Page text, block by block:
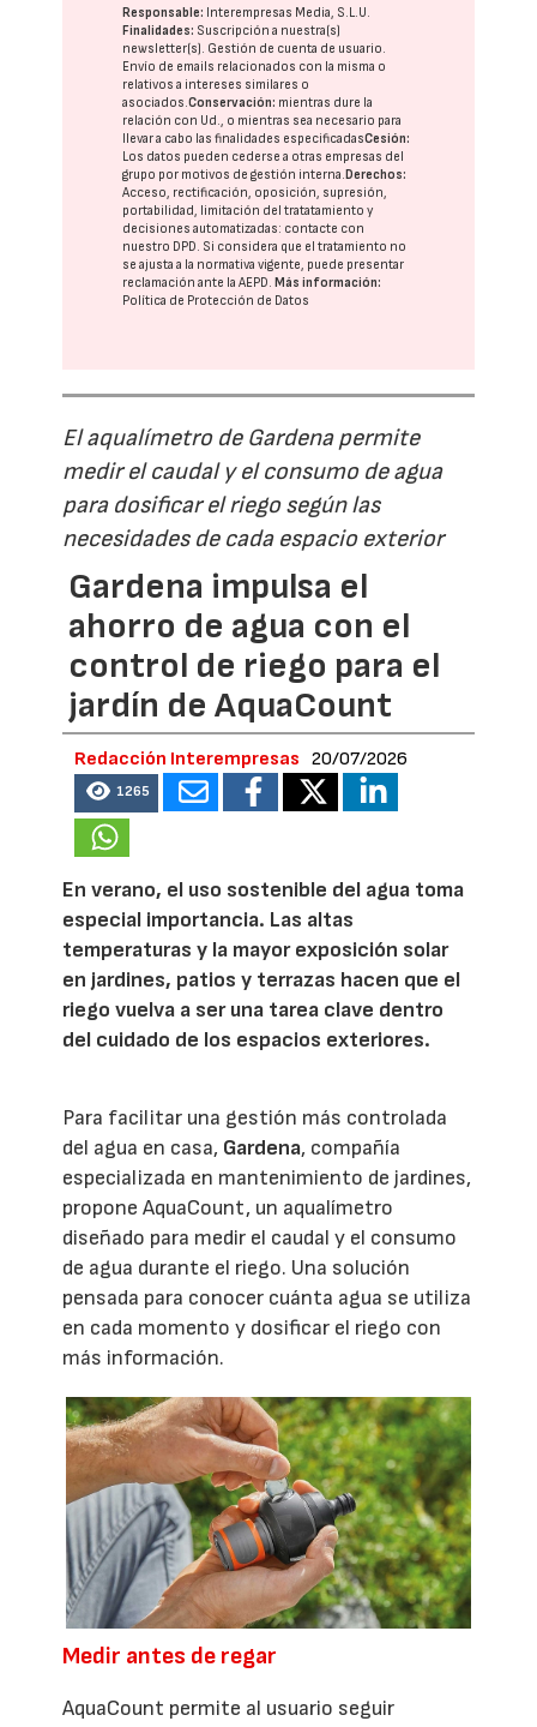
Responsable: Interempresas Media, S.L.U.
Finalidades: Suscripción a nuestra(s)
newsletter(s). Gestión de cuenta de usuario.
Envío de emails relacionados con la misma o
relativos a intereses similares o
asociados.Conservación: mientras dure la
relación con Ud., o mientras sea necesario para
llevar a cabo las finalidades especificadasCesión:
Los datos pueden cederse a otras empresas del
grupo por motivos de gestión interna.Derechos:
Acceso, rectificación, oposición, supresión,
portabilidad, limitación del tratatamiento y
decisiones automatizadas: contacte con
nuestro DPD. Si considera que el tratamiento no
se ajusta a la normativa vigente, puede presentar
reclamación ante laAEPD.Más información:
Política de Protección de Datos
El aqualímetro de Gardena permite
medir el caudal y el consumo de agua
para dosificar el riego según las
necesidades de cada espacio exterior
Gardena impulsa el
ahorro de agua con el
control de riego para el
jardín de AquaCount
Redacción Interempresas 20/07/2026
1265
En verano, el uso sostenible del agua toma
especial importancia. Las altas
temperaturas y la mayor exposición solar
en jardines, patios y terrazas hacen que el
riego vuelva a ser una tarea clave dentro
del cuidado de los espacios exteriores.
Para facilitar una gestión más controlada
del agua en casa, Gardena, compañía
especializada en mantenimiento de jardines,
propone AquaCount, un aqualímetro
diseñado para medir el caudal y el consumo
de agua durante el riego. Una solución
pensada para conocer cuánta agua se utiliza
en cada momento y dosificar el riego con
más información.
Medir antes de regar
AquaCount permite al usuario seguir